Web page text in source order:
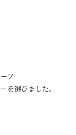
フ
を選びました。